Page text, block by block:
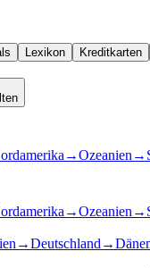
Lexikon Kreditkarten
→Ozeanien →
→Ozeanien →
→Deutschland →